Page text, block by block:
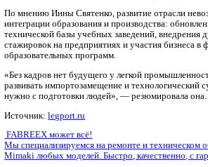
автоматизированных систем,
оборудования— тех, кто обеспечивает
производственного цикла.
В числе ключевых вузов, традиционно
сенатор назвала:
ведущий центр подготовки
Санкт-Петербургский
промышленных технологий и
Ивановский политехнический